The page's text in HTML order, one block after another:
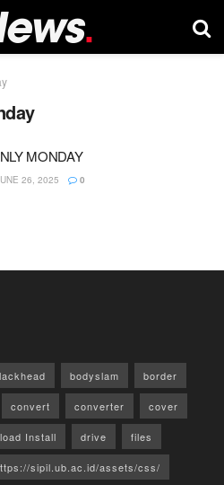
MONDAY
26, 2025 0
bodyslam border
convert converter cover
Install drive files
sipil.ub.ac.id/assets/css/